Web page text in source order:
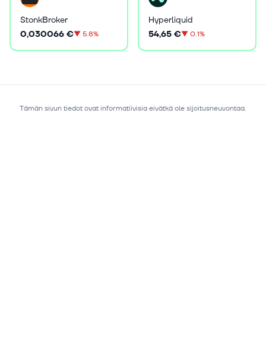
StonkBroker
0,030066 €▼5.8%
Hyperliquid
54,65 €▼0.1%
Tämän sivun tiedot ovat informatiivisia eivätkä ole sijoitusneuvontaa.